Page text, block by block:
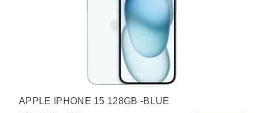
APPLE IPHONE 15 128GB -BLUE